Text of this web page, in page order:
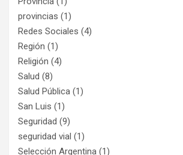
provincias (1)
Redes Sociales (4)
Región (1)
Religión (4)
Salud (8)
Salud Pública (1)
San Luis (1)
Seguridad (9)
seguridad vial (1)
Selección Argentina (1)